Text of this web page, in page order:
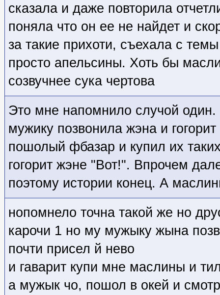
сказала и даже повторила
поняла что он ее не найдет и
за такие прихоти, съехала с
просто апельсины. Хоть бы
созвучнее сука чертова
Это мне напомнило случой
мужику позвонила жэна и
пошолый фбазар и купил их
гогорит жэне "Вот!". Впрочем
поэтому истории конец. А
нопомнело точна такой же но
карочи 1 но му мужыку жына
почти присел й нево
и гаварит купи мне маслины и
а мужык чо, пошол в окей и